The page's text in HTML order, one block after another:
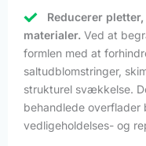
Reducerer
materialer. Ved at
formlen med at
saltudblomstringer,
strukturel svækkelse.
behandlede
vedligeholdelses- og